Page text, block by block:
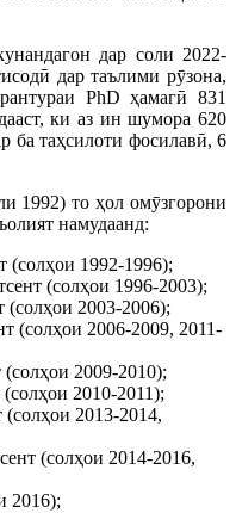
дар соли 2022-
дар таълими рӯзона,
PhD ҳамагӣ 831
ки аз ин шумора 620
ба таҳсилоти фосилавӣ, 6
1992) то ҳол омӯзгорони
намудаанд:
1992-1996);
(солҳои 1996-2003);
2003-2006);
(солҳои 2006-2009, 2011-
2009-2010);
2010-2011);
2013-2014,
(солҳои 2014-2016,
2016);